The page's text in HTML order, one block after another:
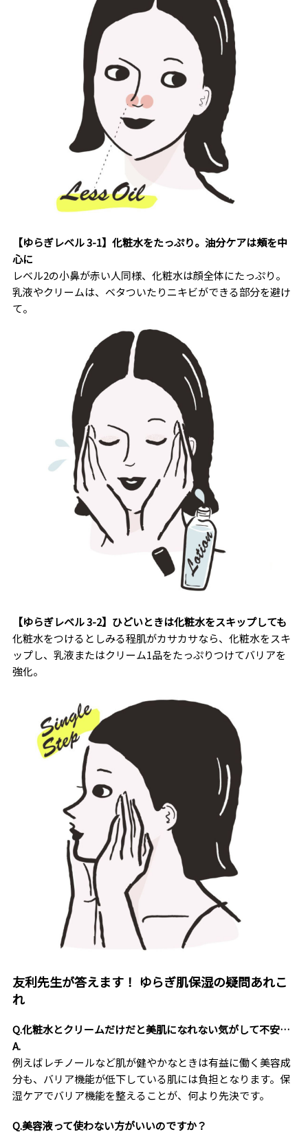
【ゆらぎレベル 3-1】化粧水をたっぷり。油分ケアは頰を中
心に
レベル2の小鼻が赤い人同様、化粧水は顔全体にたっぷり。
乳液やクリームは、ベタついたりニキビができる部分を避け
て。
【ゆらぎレベル 3-2】ひどいときは化粧水をスキップしても
化粧水をつけるとしみる程肌がカサカサなら、化粧水をスキ
ップし、乳液またはクリーム1品をたっぷりつけてバリアを
強化。
友利先生が答えます！ ゆらぎ肌保湿の疑問あれこ
れ
Q.化粧水とクリームだけだと美肌になれない気がして不安…
A.
例えばレチノールなど肌が健やかなときは有益に働く美容成
分も、バリア機能が低下している肌には負担となります。保
湿ケアでバリア機能を整えることが、何より先決です。
Q.美容液って使わない方がいいのですか？